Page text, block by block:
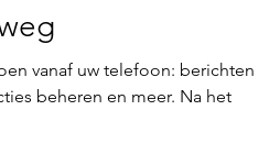
vanaf uw telefoon: berichten
beheren en meer. Na het